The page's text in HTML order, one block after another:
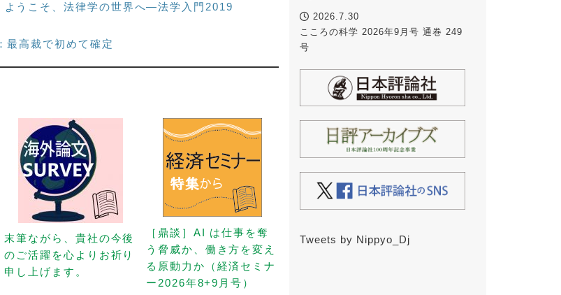
ようこそ、法律学の世界へ―法学入門2019
最高裁で初めて確定
末筆ながら、貴社の今後
のご活躍を心よりお祈り
申し上げます。
［鼎談］AI は仕事を奪
う脅威か、働き方を変え
る原動力か（経済セミナ
ー2026年8+9月号）
2026.7.30
こころの科学 2026年9月号 通巻 249
号
Tweets by Nippyo_Dj